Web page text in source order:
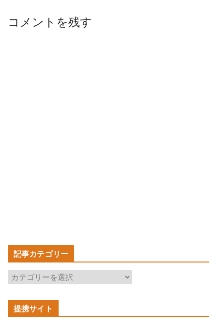
コメントを残す
記事カテゴリー
記
事
カ
テ提携サイト